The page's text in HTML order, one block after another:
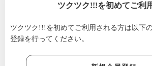
ツクツク!!!を初めてご利
ツクツク!!!を初めてご利用される方は 以下
登録を行ってください。